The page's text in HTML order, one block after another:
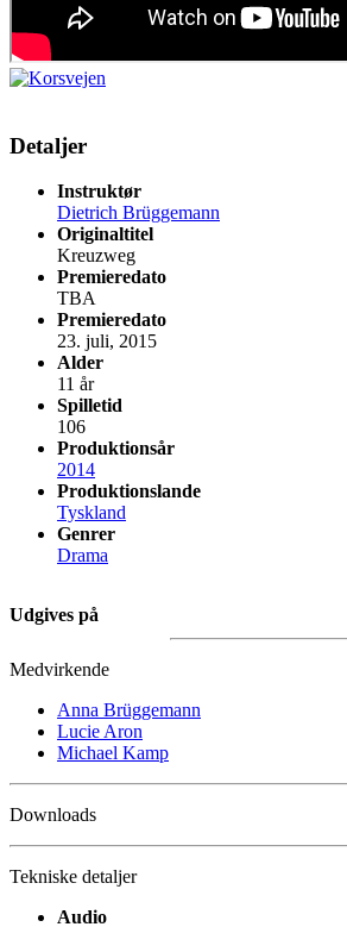
Detaljer
Instruktør
Dietrich Brüggemann
Originaltitel
Kreuzweg
Premieredato
TBA
Premieredato
23. juli, 2015
Alder
11 år
Spilletid
106
Produktionsår
2014
Produktionslande
Tyskland
Genrer
Drama
Udgives på
Medvirkende
Anna Brüggemann
Lucie Aron
Michael Kamp
Downloads
Tekniske detaljer
Audio